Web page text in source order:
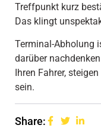
Treffpunkt kurz
Das klingt
Terminal-Abholung
darüber
Ihren Fahrer,
sein.
Share: